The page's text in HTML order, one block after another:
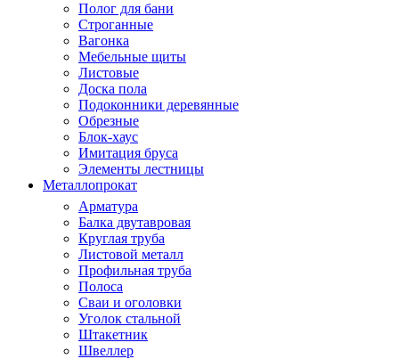
Полог для бани
Строганные
Вагонка
Мебельные щиты
Листовые
Доска пола
Подоконники деревянные
Обрезные
Блок-хаус
Имитация бруса
Элементы лестницы
Металлопрокат
Арматура
Балка двутавровая
Круглая труба
Листовой металл
Профильная труба
Полоса
Сваи и оголовки
Уголок стальной
Штакетник
Швеллер